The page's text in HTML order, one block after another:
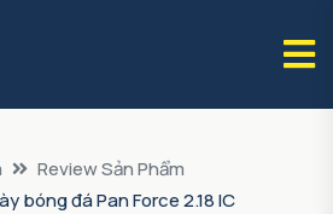
Review Sản Phẩm
bóng đá Pan Force 2.18 IC